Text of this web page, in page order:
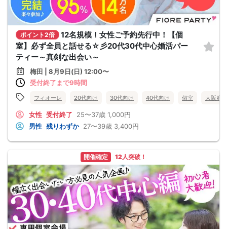
ポイント2倍
12名規模！女性ご予約先行中！【個
室】必ず全員と話せる☆彡20代30代中心婚活パー
ティー～真剣な出会い～
梅田 | 8月9日(日) 12:00〜
受付終了まで9時間
フィオーレ 20代向け 30代向け 40代向け 個室 大阪府
女性 受付終了 25〜37歳 1,000円
男性 残りわずか 27〜39歳 3,400円
開催確定 12人突破！